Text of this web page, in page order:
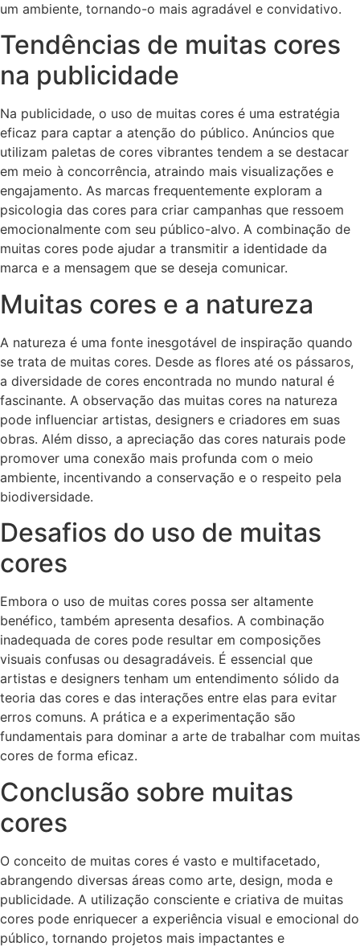
um ambiente, tornando-o mais agradável e convidativo.
Tendências de muitas cores
na publicidade
Na publicidade, o uso de muitas cores é uma estratégia
eficaz para captar a atenção do público. Anúncios que
utilizam paletas de cores vibrantes tendem a se destacar
em meio à concorrência, atraindo mais visualizações e
engajamento. As marcas frequentemente exploram a
psicologia das cores para criar campanhas que ressoem
emocionalmente com seu público-alvo. A combinação de
muitas cores pode ajudar a transmitir a identidade da
marca e a mensagem que se deseja comunicar.
Muitas cores e a natureza
A natureza é uma fonte inesgotável de inspiração quando
se trata de muitas cores. Desde as flores até os pássaros,
a diversidade de cores encontrada no mundo natural é
fascinante. A observação das muitas cores na natureza
pode influenciar artistas, designers e criadores em suas
obras. Além disso, a apreciação das cores naturais pode
promover uma conexão mais profunda com o meio
ambiente, incentivando a conservação e o respeito pela
biodiversidade.
Desafios do uso de muitas
cores
Embora o uso de muitas cores possa ser altamente
benéfico, também apresenta desafios. A combinação
inadequada de cores pode resultar em composições
visuais confusas ou desagradáveis. É essencial que
artistas e designers tenham um entendimento sólido da
teoria das cores e das interações entre elas para evitar
erros comuns. A prática e a experimentação são
fundamentais para dominar a arte de trabalhar com muitas
cores de forma eficaz.
Conclusão sobre muitas
cores
O conceito de muitas cores é vasto e multifacetado,
abrangendo diversas áreas como arte, design, moda e
publicidade. A utilização consciente e criativa de muitas
cores pode enriquecer a experiência visual e emocional do
público, tornando projetos mais impactantes e